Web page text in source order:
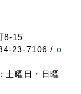
8-15
23-7106 / o
土曜日・日曜